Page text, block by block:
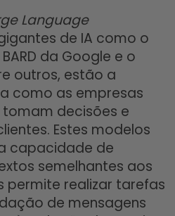
Language
de IA como o
da Google e o
outros, estão a
como as empresas
decisões e
Estes modelos
capacidade de
semelhantes aos
permite realizar tarefas
de mensagens